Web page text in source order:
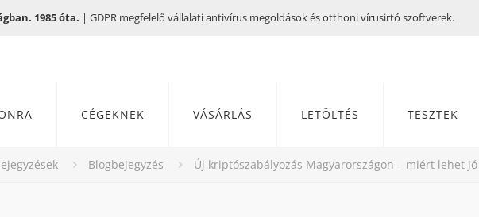
1985 óta. | GDPR megfelelő vállalati antivírus megoldások és otthoni vírusirtó szoftverek.
CÉGEKNEK VÁSÁRLÁS LETÖLTÉS TESZTEK
Blogbejegyzés Új kriptószabályozás Magyarországon – miért lehet